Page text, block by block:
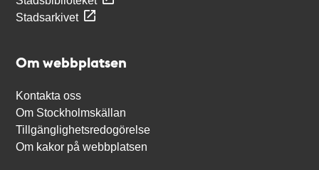
Stadsarkivet
Om webbplatsen
Kontakta oss
Om Stockholmskällan
Tillgänglighetsredogörelse
Om kakor på webbplatsen